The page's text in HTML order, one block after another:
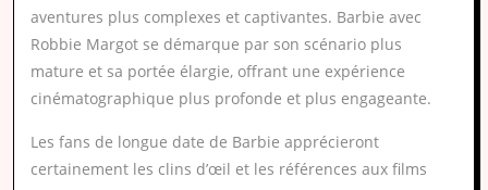
aventures plus complexes et captivantes. Barbie avec
Robbie Margot se démarque par son scénario plus
mature et sa portée élargie, offrant une expérience
cinématographique plus profonde et plus engageante.
Les fans de longue date de Barbie apprécieront
certainement les clins d’œil et les références aux films